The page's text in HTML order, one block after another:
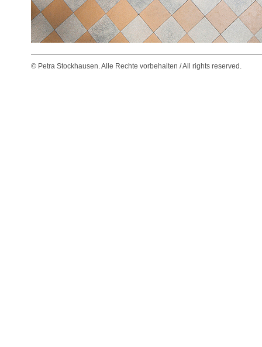
© Petra Stockhausen. Alle Rechte vorbehalten / All rights reserved.